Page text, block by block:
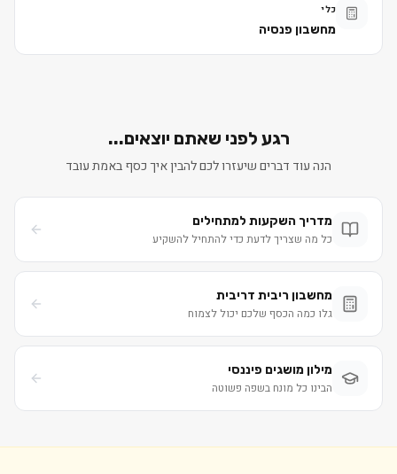
כלי
מחשבון פנסיה
רגע לפני שאתם יוצאים...
הנה עוד דברים שיעזרו לכם להבין איך כסף באמת עובד
מדריך השקעות למתחילים
כל מה שצריך לדעת כדי להתחיל להשקיע
מחשבון ריבית דריבית
גלו כמה הכסף שלכם יכול לצמוח
מילון מושגים פיננסי
הבינו כל מונח בשפה פשוטה